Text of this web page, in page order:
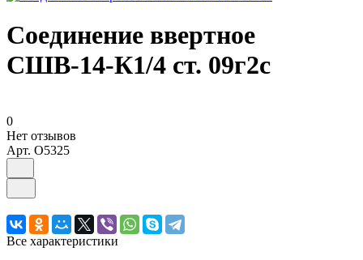
Соединение ввертное
СШВ-14-К1/4 ст. 09г2с
0
Нет отзывов
Арт. O5325
Все характеристики